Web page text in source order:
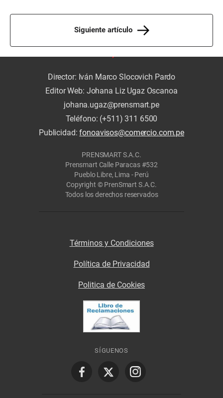
Siguiente artículo
Director: Iván Marco Slocovich Pardo
Editor Web: Johana Liz Ugaz Oscanoa
johana.ugaz@prensmart.pe
Teléfono: (+511) 311 6500
Publicidad:fonoavisos@comercio.com.pe
PRENSMART S.A.C.
Prensmart Calle Paracas #532
Pueblo Libre, Lima - Perú
Copyright © PrenSmart S.A.C.
Todos los derechos reservados
Términos y Condiciones
Política de Privacidad
Politica de Cookies
SÍGUENOS